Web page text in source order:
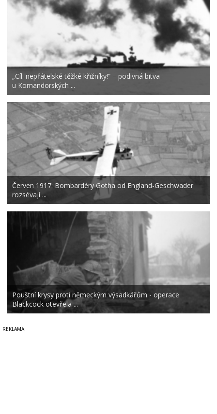
„Cíl: nepřátelské těžké křižníky!“ – podivná bitva
u Komandorských ...
Červen 1917: Bombardéry Gotha od England-Geschwader
rozsévají ...
Pouštní krysy proti německým výsadkářům - operace
Blackcock otevřela ...